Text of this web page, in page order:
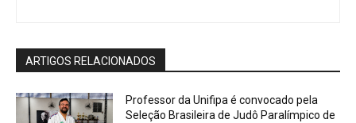
ARTIGOS RELACIONADOS
Professor da Unifipa é convocado pela
Seleção Brasileira de Judô Paralímpico de